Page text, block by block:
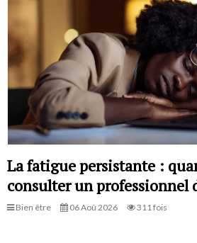
La fatigue persistante :
consulter un professionnel
Bien être 06 Aoû 2026 311 fois